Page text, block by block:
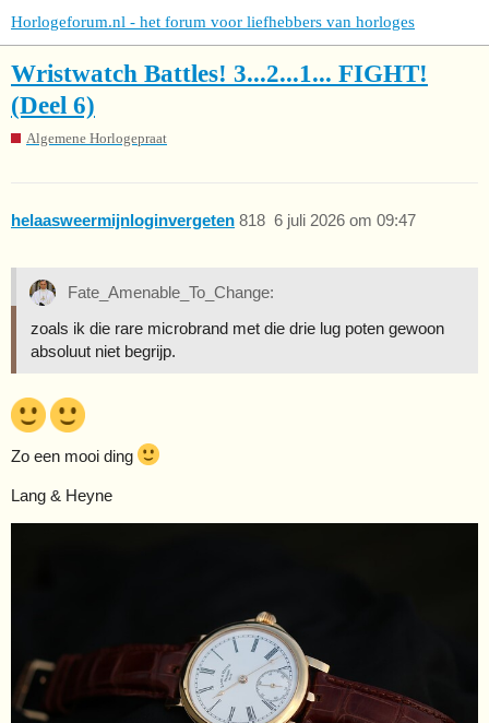
Horlogeforum.nl - het forum voor liefhebbers van horloges
Wristwatch Battles! 3...2...1... FIGHT!
(Deel 6)
Algemene Horlogepraat
helaasweermijnloginvergeten 6 juli 2026 om 09:47
818
Fate_Amenable_To_Change:
zoals ik die rare microbrand met die drie lug poten gewoon
absoluut niet begrijp.
Zo een mooi ding
Lang & Heyne